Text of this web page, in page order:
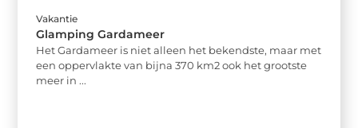
Vakantie
Glamping Gardameer
Het Gardameer is niet alleen het bekendste, maar met
een oppervlakte van bijna 370 km2 ook het grootste
meer in ...